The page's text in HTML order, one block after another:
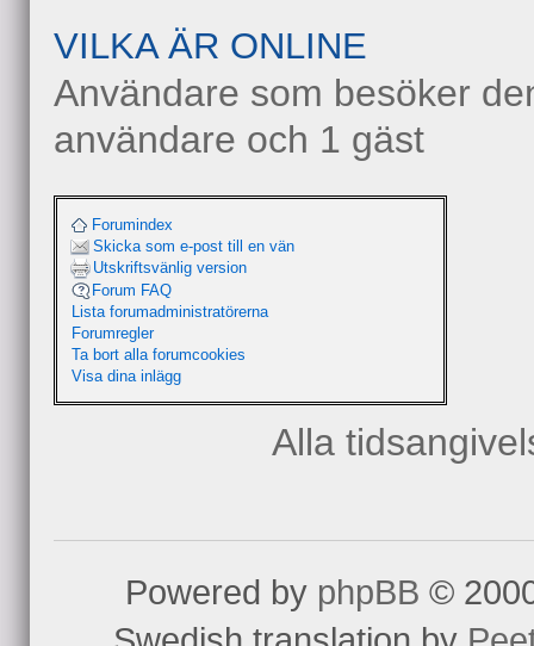
VILKA ÄR ONLINE
Användare som besöker
användare och 1 gäst
Forumindex
Skicka som e-post till en vän
Utskriftsvänlig version
Forum FAQ
Lista forumadministratörerna
Forumregler
Ta bort alla forumcookies
Visa dina inlägg
Alla
Powered by phpBB ©